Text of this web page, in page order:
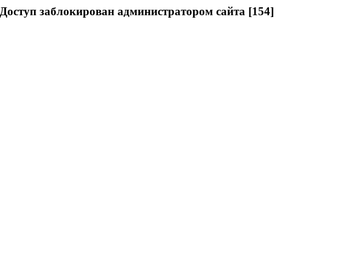
Доступ заблокирован администратором сайта [154]